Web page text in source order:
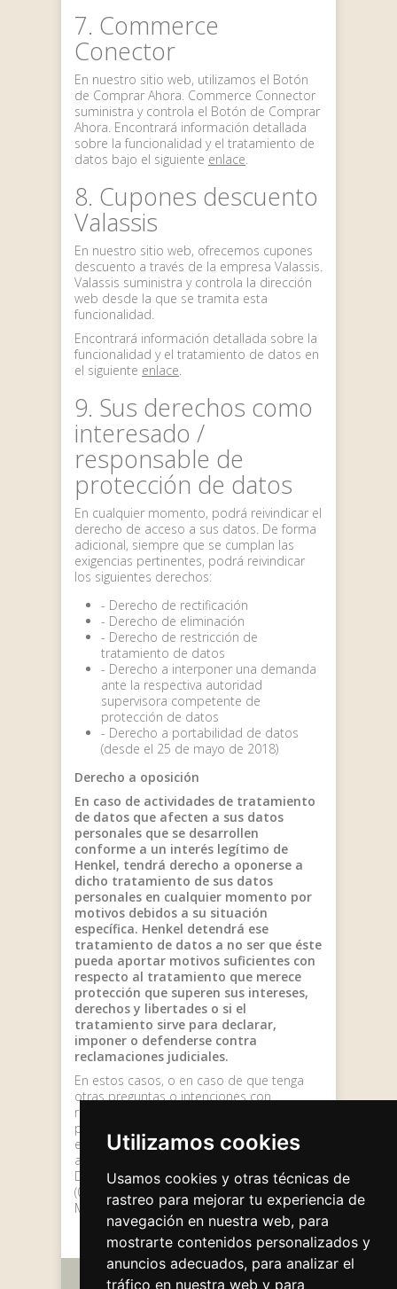
Utilizamos cookies
Usamos cookies y otras técnicas de
rastreo para mejorar tu experiencia de
navegación en nuestra web, para
mostrarte contenidos personalizados y
anuncios adecuados, para analizar el
tráfico en nuestra web y para
7. Commerce
Conector
En nuestro sitio web, utilizamos el Botón
de Comprar Ahora. Commerce Connector
suministra y controla el Botón de Comprar
Ahora. Encontrará información detallada
sobre la funcionalidad y el tratamiento de
datos bajo el siguiente enlace.
8. Cupones descuento
Valassis
En nuestro sitio web, ofrecemos cupones
descuento a través de la empresa Valassis.
Valassis suministra y controla la dirección
web desde la que se tramita esta
funcionalidad.
Encontrará información detallada sobre la
funcionalidad y el tratamiento de datos en
el siguiente enlace.
9. Sus derechos como
interesado /
responsable de
protección de datos
En cualquier momento, podrá reivindicar el
derecho de acceso a sus datos. De forma
adicional, siempre que se cumplan las
exigencias pertinentes, podrá reivindicar
los siguientes derechos:
- Derecho de rectificación
- Derecho de eliminación
- Derecho de restricción de
tratamiento de datos
- Derecho a interponer una demanda
ante la respectiva autoridad
supervisora competente de
protección de datos
- Derecho a portabilidad de datos
(desde el 25 de mayo de 2018)
Derecho a oposición
En caso de actividades de tratamiento
de datos que afecten a sus datos
personales que se desarrollen
conforme a un interés legítimo de
Henkel, tendrá derecho a oponerse a
dicho tratamiento de sus datos
personales en cualquier momento por
motivos debidos a su situación
específica. Henkel detendrá ese
tratamiento de datos a no ser que éste
pueda aportar motivos suficientes con
respecto al tratamiento que merece
protección que superen sus intereses,
derechos y libertades o si el
tratamiento sirve para declarar,
imponer o defenderse contra
reclamaciones judiciales.
En estos casos, o en caso de que tenga
otras preguntas o intenciones con
respecto a lo relativo a sus datos
personales, envíe un mensaje de correo
electrónico o una carta por correo postal
a la atención del Director de Protección de
Datos, Henkel Ibérica, S. A., C/ Bilbao, 72-84
(08005, Barcelona) (E-
Mail:
proteccion.datos@henkel.com).